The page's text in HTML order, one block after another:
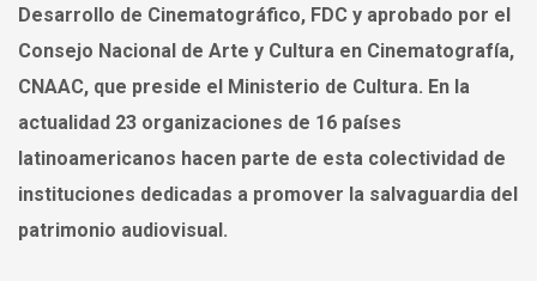
Desarrollo de Cinematográfico, FDC y aprobado por el
Consejo Nacional de Arte y Cultura en Cinematografía,
CNAAC, que preside el Ministerio de Cultura. En la
actualidad 23 organizaciones de 16 países
latinoamericanos hacen parte de esta colectividad de
instituciones dedicadas a promover la salvaguardia del
patrimonio audiovisual.